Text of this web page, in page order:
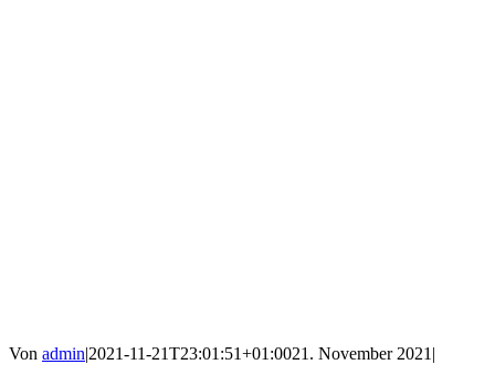
Von admin|2021-11-21T23:01:51+01:0021. November 2021|